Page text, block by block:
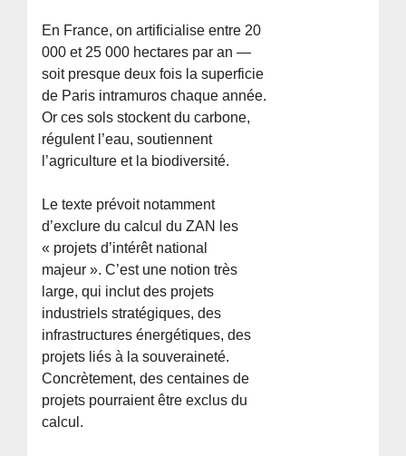
En France, on artificialise entre 20
000 et 25 000 hectares par an —
soit presque deux fois la superficie
de Paris intramuros chaque année.
Or ces sols stockent du carbone,
régulent l’eau, soutiennent
l’agriculture et la biodiversité.
Le texte prévoit notamment
d’exclure du calcul du ZAN les
« projets d’intérêt national
majeur ». C’est une notion très
large, qui inclut des projets
industriels stratégiques, des
infrastructures énergétiques, des
projets liés à la souveraineté.
Concrètement, des centaines de
projets pourraient être exclus du
calcul.